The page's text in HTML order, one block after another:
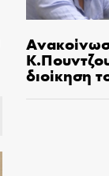
διοίκηση